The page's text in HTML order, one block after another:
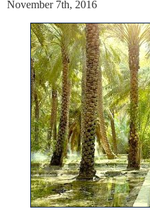
November 7th, 2016